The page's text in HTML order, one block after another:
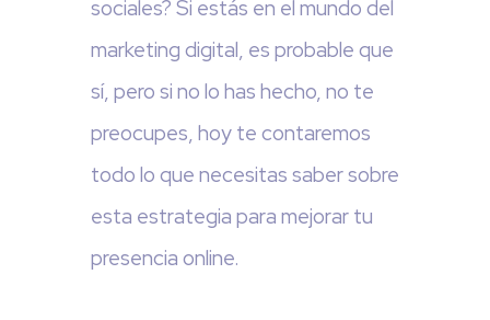
sociales? Si estás en el mundo del
marketing digital, es probable que
sí, pero si no lo has hecho, no te
preocupes, hoy te contaremos
todo lo que necesitas saber sobre
esta estrategia para mejorar tu
presencia online.